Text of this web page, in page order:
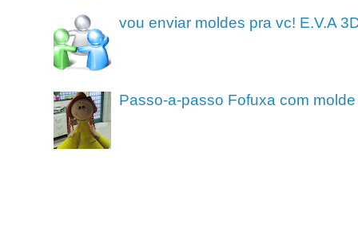
vou enviar moldes pra vc! E.V.A
Passo-a-passo Fofuxa com molde